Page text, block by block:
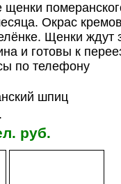
щенки
Окрас
Щенки ждут
и готовы к
по телефону
шпиц
руб.